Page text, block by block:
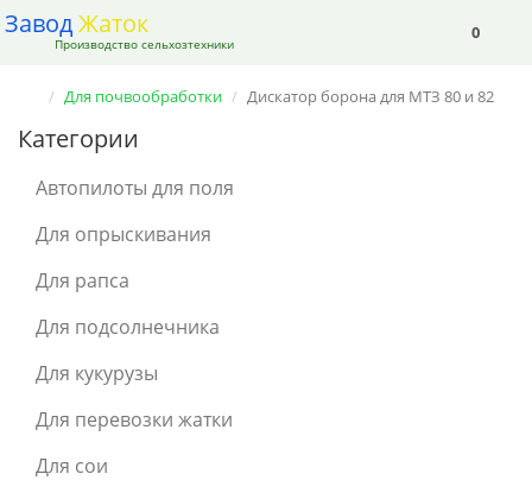
0
ЗаводЖаток
Производство сельхозтехники
Для почвообработки Дискатор борона для МТЗ 80 и 82
Категории
Автопилоты для поля
Для опрыскивания
Для рапса
Для подсолнечника
Для кукурузы
Для перевозки жатки
Для сои